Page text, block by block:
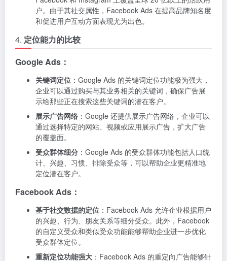
户。由于其社交属性，Facebook Ads 在提高品牌知名度
和促进用户互动方面表现尤为出色。
4. 定位能力的比较
Google Ads：
关键词定位 ：Google Ads 的关键词定位功能极为强大，
企业可以通过购买与其业务相关的关键词，确保广告展
示给那些正在搜索这些关键词的潜在客户。
展示广告网络 ：Google 还提供展示广告网络，企业可以
通过选择特定的网站、视频或应用展示广告，扩大广告
的覆盖面。
受众群体细分 ：Google Ads 的受众群体功能包括人口统
计、兴趣、习惯、排除受众等，可以帮助企业更精准地
定位潜在客户。
Facebook Ads：
基于社交数据的定位 ：Facebook Ads 允许企业根据用户
的兴趣、行为、朋友关系等细分受众。此外，Facebook
的自定义受众和类似受众功能能够帮助企业进一步优化
受众群体定位。
重新定位功能强大 ：Facebook Ads 的重定向广告能够针